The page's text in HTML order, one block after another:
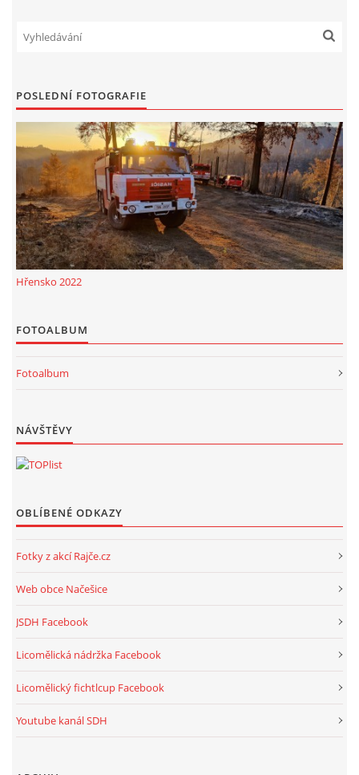
POSLEDNÍ FOTOGRAFIE
Hřensko 2022
FOTOALBUM
Fotoalbum
NÁVŠTĚVY
OBLÍBENÉ ODKAZY
Fotky z akcí Rajče.cz
Web obce Načešice
JSDH Facebook
Licomělická nádržka Facebook
Licomělický fichtlcup Facebook
Youtube kanál SDH